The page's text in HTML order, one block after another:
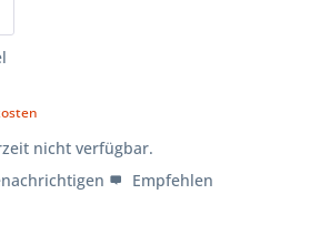
nicht verfügbar.
Empfehlen